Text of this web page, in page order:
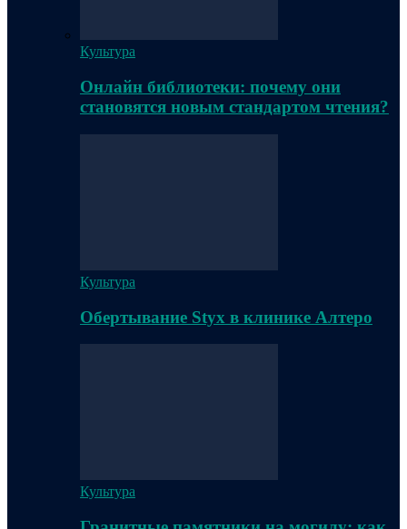
Культура
Онлайн библиотеки: почему они
становятся новым стандартом чтения?
Культура
Обертывание Styx в клинике Алтеро
Культура